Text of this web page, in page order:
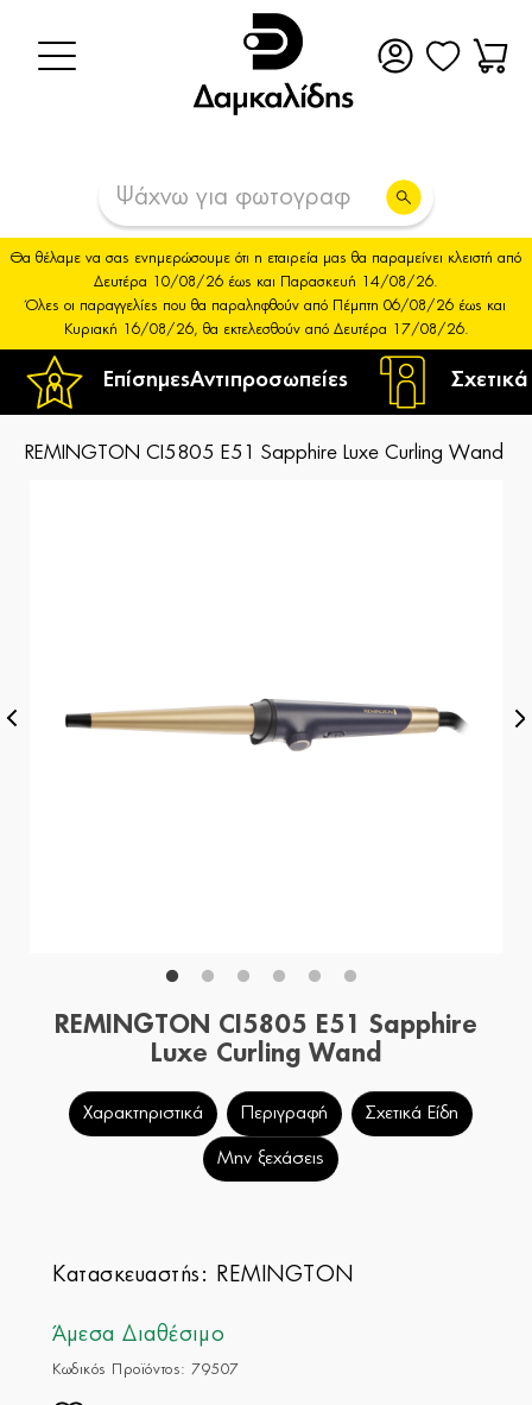
ΕπίσημεςΑντιπροσωπείες
Θα θέλαμε να σας ενημερώσουμε ότι η εταιρεία μας θα παραμείνει κλειστή από
Δευτέρα 10/08/26 έως και Παρασκευή 14/08/26.
Όλες οι παραγγελίες που θα παραληφθούν από Πέμπτη 06/08/26 έως και
Κυριακή 16/08/26, θα εκτελεσθούν από Δευτέρα 17/08/26.
REMINGTON CI5805 E51 Sapphire Luxe Curling Wand
REMINGTON CI5805 E51 Sapphire
Luxe Curling Wand
Χαρακτηριστικά Περιγραφή Σχετικά Είδη
Μην ξεχάσεις
Κατασκευαστής: REMINGTON
Άμεσα Διαθέσιμο
Κωδικός Προϊόντος: 79507